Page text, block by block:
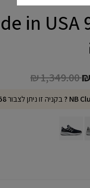
Price
₪ 1,349.00to
בקניה זו ניתן לצבור